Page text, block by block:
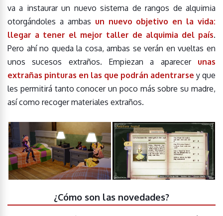
va a instaurar un nuevo sistema de rangos de alquimia
otorgándoles a ambas un nuevo objetivo en la vida:
llegar a tener el mejor taller de alquimia del país.
Pero ahí no queda la cosa, ambas se verán en vueltas en
unos sucesos extraños. Empiezan a aparecer unas
extrañas pinturas en las que podrán adentrarse y que
les permitirá tanto conocer un poco más sobre su madre,
así como recoger materiales extraños.
¿Cómo son las novedades?